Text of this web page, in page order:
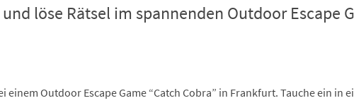
löse Rätsel im spannenden Outdoor Escape
einem Outdoor Escape Game “Catch Cobra” in Frankfurt. Tauche ein in